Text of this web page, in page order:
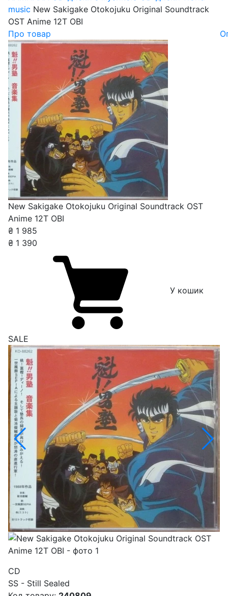
music New Sakigake Otokojuku Original Soundtrack
OST Anime 12T OBI
Про товар
New Sakigake Otokojuku Original Soundtrack OST
Anime 12T OBI
₴ 1 985
₴ 1 390
У кошик
SALE
CD
SS - Still Sealed